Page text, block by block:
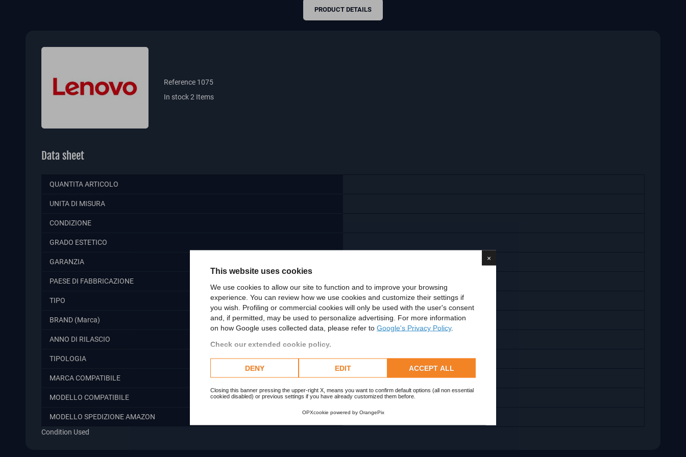
×
This website uses cookies
We use cookies to allow our site to function and to improve your browsing
experience. You can review how we use cookies and customize their settings if
you wish. Profiling or commercial cookies will only be used with the user's consent
and, if permitted, may be used to personalize advertising. For more information
on how Google uses collected data, please refer to Google's Privacy Policy.
Check our extended cookie policy.
DENY EDIT ACCEPT ALL
Closing this banner pressing the upper-right X, means you want to confirm default options (all non essential
cookied disabled) or previous settings if you have already customized them before.
OPXcookie powered by OrangePix
PRODUCT DETAILS
Reference 1075
In stock2 Items
Data sheet
QUANTITA ARTICOLO
UNITA DI MISURA
CONDIZIONE
GRADO ESTETICO
GARANZIA
PAESE DI FABBRICAZIONE
TIPO
BRAND (Marca)
ANNO DI RILASCIO
TIPOLOGIA
MARCA COMPATIBILE
MODELLO COMPATIBILE
MODELLO SPEDIZIONE AMAZON
Condition Used